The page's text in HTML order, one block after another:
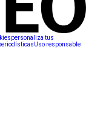
personaliza tus
Uso responsable